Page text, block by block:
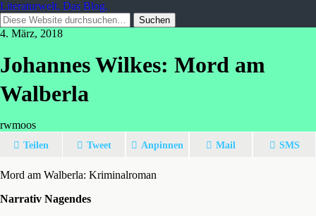
Literaturwelt. Das Blog.
4. März, 2018
Johannes Wilkes: Mord am
Walberla
rwmoos
Teilen Tweet Anpinnen Mail SMS
Mord am Walberla: Kriminalroman
Narrativ Nagendes